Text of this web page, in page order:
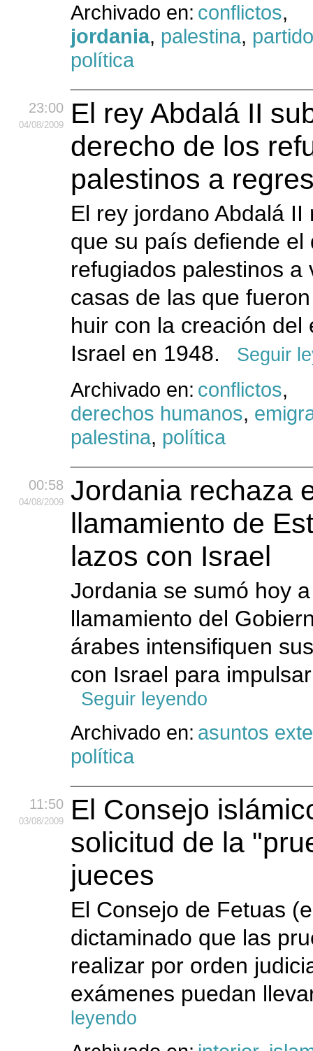
Archivado en: conflictos,
jordania, palestina,
política
23:00
04/08/2009
El rey Abdalá II
derecho de los
palestinos a
El rey jordano Abdalá II
que su país defiende el
refugiados palestinos a
casas de las que
huir con la creación del
Israel en 1948.
Seguir
Archivado en: conflictos,
derechos humanos,
palestina, política
00:58
04/08/2009
Jordania rechaza
llamamiento de
lazos con Israel
Jordania se sumó hoy
llamamiento del
árabes intensifiquen
con Israel para
Seguir leyendo
Archivado en: asuntos
política
11:50
03/08/2009
El Consejo
solicitud de la
jueces
El Consejo de Fetuas
dictaminado que las
realizar por orden
exámenes puedan
leyendo